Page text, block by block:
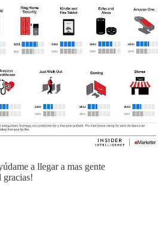
a llegar a mas gente
gracias!